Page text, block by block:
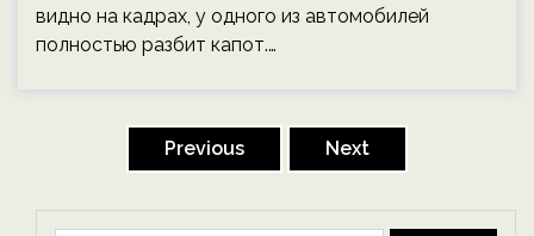
видно на кадрах, у одного из автомобилей
полностью разбит капот.…
Previous Next